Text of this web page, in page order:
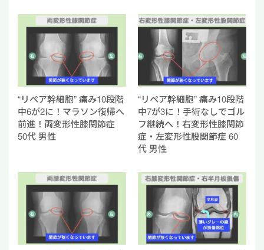
“リペア幹細胞” 痛み10段階
中6が2に！マラソン復帰へ
前進！両変形性膝関節症
50代 男性
“リペア幹細胞” 痛み10段階
中7が3に！手術なしでゴル
フ継続へ！右変形性膝関節
症・左変形性股関節症 60
代 男性